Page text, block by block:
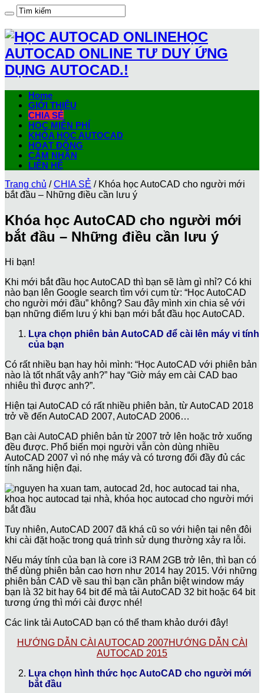
HỌC
AUTOCAD ONLINE TƯ DUY ỨNG
DỤNG AUTOCAD.!
Home
GIỚI THIỆU
CHIA SẺ
HỌC MIỄN PHÍ
KHÓA HỌC AUTOCAD
HOẠT ĐỘNG
CẢM NHẬN
LIÊN HỆ
Trang chủ / CHIA SẺ / Khóa học AutoCAD cho người mới
bắt đầu – Những điều cần lưu ý
Khóa học AutoCAD cho người mới
bắt đầu – Những điều cần lưu ý
Hi bạn!
Khi mới bắt đầu học AutoCAD thì bạn sẽ làm gì nhỉ? Có khi
nào bạn lên Google search tìm với cụm từ: “Học AutoCAD
cho người mới đầu” không? Sau đây mình xin chia sẻ với
bạn những điểm lưu ý khi bạn mới bắt đầu học AutoCAD.
Lựa chọn phiên bản AutoCAD để cài lên máy vi tính
của bạn
Có rất nhiều bạn hay hỏi mình: “Học AutoCAD với phiên bản
nào là tốt nhất vậy anh?” hay “Giờ máy em cài CAD bao
nhiêu thì được anh?”.
Hiện tại AutoCAD có rất nhiều phiên bản, từ AutoCAD 2018
trở về đến AutoCAD 2007, AutoCAD 2006…
Bạn cài AutoCAD phiên bản từ 2007 trở lên hoặc trở xuống
đều được. Phổ biến mọi người vẫn còn dùng nhiều
AutoCAD 2007 vì nó nhẹ máy và có tương đối đầy đủ các
tính năng hiện đại.
Tuy nhiên, AutoCAD 2007 đã khá cũ so với hiện tại nên đôi
khi cài đặt hoặc trong quá trình sử dụng thường xảy ra lỗi.
Nếu máy tính của bạn là core i3 RAM 2GB trở lên, thì bạn có
thể dùng phiên bản cao hơn như 2014 hay 2015. Với những
phiên bản CAD về sau thì bạn cần phân biệt window máy
bạn là 32 bit hay 64 bit để mà tải AutoCAD 32 bit hoặc 64 bit
tương ứng thì mới cài được nhé!
Các link tải AutoCAD bạn có thể tham khảo dưới đây!
HƯỚNG DẪN CÀI AUTOCAD 2007HƯỚNG DẪN CÀI
AUTOCAD 2015
Lựa chọn hình thức học AutoCAD cho người mới
bắt đầu